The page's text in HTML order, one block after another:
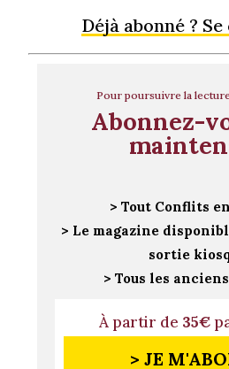
Déjà abonné ?
Pour poursuivre la
Abonnez-
> Tout Conflits
> Le magazine
sortie
> Tous les
À partir de 35€
> JE